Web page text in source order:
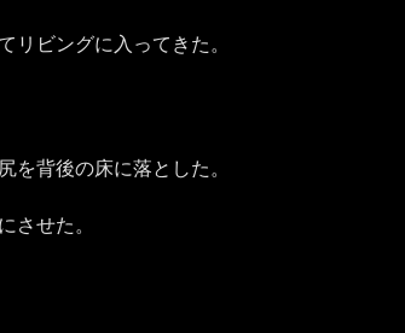
ビングに入ってきた。
背後の床に落とした。
せた。